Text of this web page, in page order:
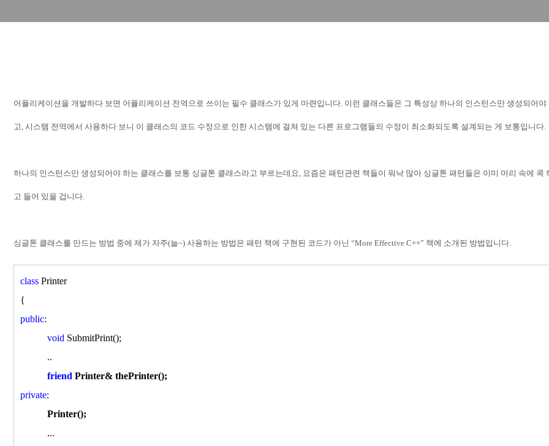
어플리케이션을 개발하다 보면 어플리케이션 전역으로 쓰이는 필수 클래스가 있게 마련입니다. 이런 클래스들은 그 특성상 하나의 인스턴스만 생성되어야
고, 시스템 전역에서 사용하다 보니 이 클래스의 코드 수정으로 인한 시스템에 걸쳐 있는 다른 프로그램들의 수정이 최소화되도록 설계되는 게 보통입니다.
하나의 인스턴스만 생성되어야 하는 클래스를 보통 싱글톤 클래스라고 부르는데요, 요즘은 패턴관련 책들이 워낙 많아 싱글톤 패턴들은 이미 머리 속에 콕
고 들어 있을 겁니다.
싱글톤 클래스를 만드는 방법 중에 제가 자주(늘~) 사용하는 방법은 패턴 책에 구현된 코드가 아닌 “More Effective C++” 책에 소개된 방법입니다.
class Printer
{
public:
void SubmitPrint();
..
friend Printer& thePrinter();
private:
Printer();
...